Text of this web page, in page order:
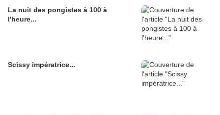
La nuit des pongistes à 100 à
l'heure...
Scissy impératrice...